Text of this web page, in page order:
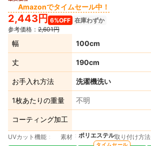
Amazonでタイムセール中！
2,443円 6%OFF 在庫わずか
参考価格： 2,601円
幅 100cm
丈 190cm
お手入れ方法 洗濯機洗い
1枚あたりの重量 不明
コーティング加工
UVカット機能 素材 ポリエステル取り付け方法
タイムセール